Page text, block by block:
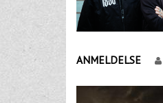
ANMELDELSE